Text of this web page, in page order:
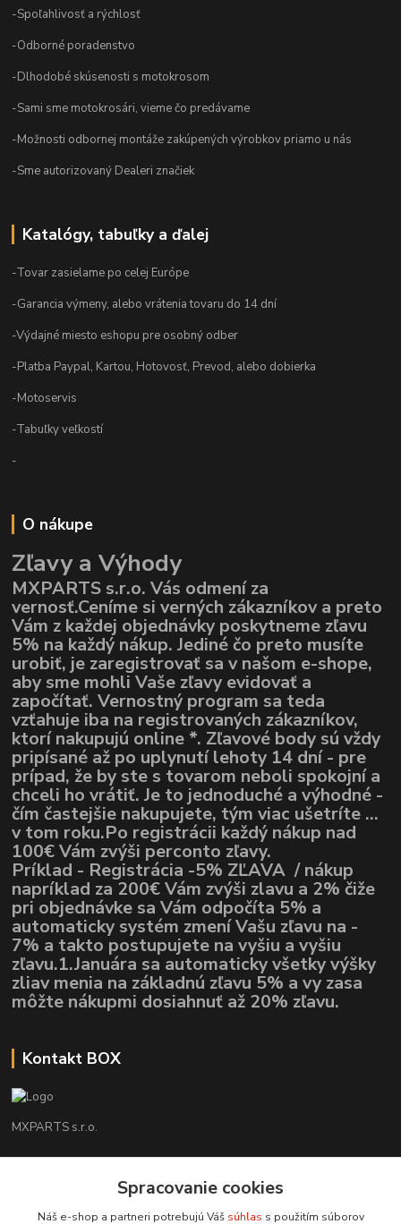
-Spoľahlivosť a rýchlosť
-Odborné poradenstvo
-Dlhodobé skúsenosti s motokrosom
-Sami sme motokrosári, vieme čo predávame
-Možnosti odbornej montáže zakúpených výrobkov priamo u nás
-Sme autorizovaný Dealeri značiek
Katalógy, tabuľky a ďalej
-Tovar zasielame po celej Európe
-Garancia výmeny, alebo vrátenia tovaru do 14 dní
-Výdajné miesto eshopu pre osobný odber
-Platba Paypal, Kartou, Hotovosť, Prevod, alebo dobierka
-Motoservis
-Tabuľky veľkostí
-
O nákupe
Zľavy a Výhody
MXPARTS s.r.o. Vás odmení za
vernosť.Ceníme si verných zákazníkov a preto
Vám z každej objednávky poskytneme zľavu
5% na každý nákup. Jediné čo preto musíte
urobiť, je zaregistrovať sa v našom e-shope,
aby sme mohli Vaše zľavy evidovať a
započítať. Vernostný program sa teda
vzťahuje iba na registrovaných zákazníkov,
ktorí nakupujú online *. Zľavové body sú vždy
pripísané až po uplynutí lehoty 14 dní - pre
prípad, že by ste s tovarom neboli spokojní a
chceli ho vrátiť. Je to jednoduché a výhodné -
čím častejšie nakupujete, tým viac ušetríte ...
v tom roku.Po registrácii každý nákup nad
100€ Vám zvýši perconto zľavy.
Príklad - Registrácia -5% ZĽAVA / nákup
napríklad za 200€ Vám zvýši zlavu a 2% čiže
pri objednávke sa Vám odpočíta 5% a
automaticky systém zmení Vašu zľavu na -
7% a takto postupujete na vyšiu a vyšiu
zľavu.1.Januára sa automaticky všetky výšky
zliav menia na základnú zľavu 5% a vy zasa
môžte nákupmi dosiahnuť až 20% zľavu.
Kontakt BOX
MXPARTS s.r.o.
+421948260186
Spracovanie cookies
Náš e-shop a partneri potrebujú Váš súhlas s použitím súborov